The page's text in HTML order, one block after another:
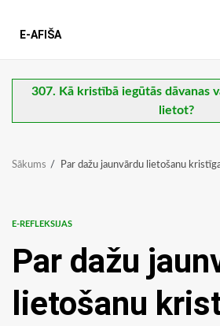
E-AFIŠA
307. Kā kristībā iegūtās dāvanas
lietot?
Sākums Par dažu jaunvārdu lietošanu
E-REFLEKSIJAS
Par dažu
lietošanu